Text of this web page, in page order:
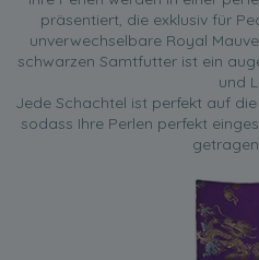
präsentiert, die exklusiv für
unverwechselbare Royal
schwarzen Samtfutter ist ein
und
Jede Schachtel ist perfekt auf
sodass Ihre Perlen perfekt